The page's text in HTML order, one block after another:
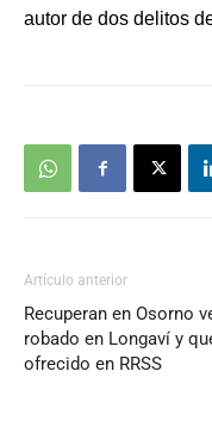
autor de dos delitos
Artículo anterior
Recuperan en Osorno
robado en Longaví y
ofrecido en RRSS